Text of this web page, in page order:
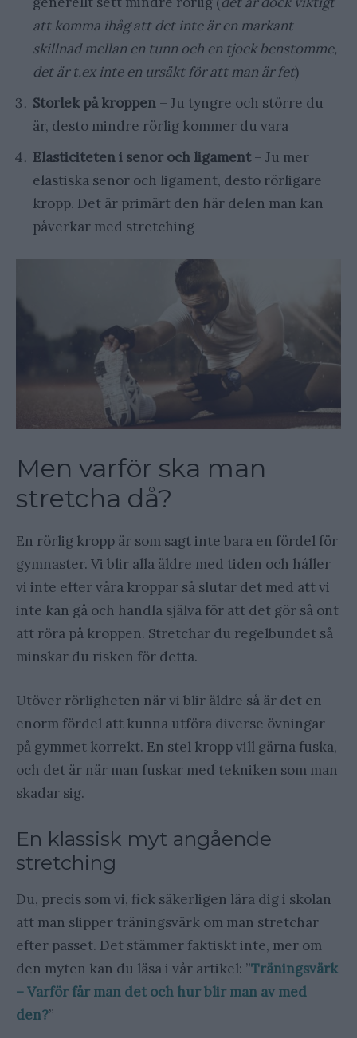
att komma ihåg att det inte är en markant
skillnad mellan en tunn och en tjock benstomme,
det är t.ex inte en ursäkt för att man är fet)
Storlek på kroppen – Ju tyngre och större du
är, desto mindre rörlig kommer du vara
Elasticiteten i senor och ligament– Ju mer
elastiska senor och ligament, desto rörligare
kropp. Det är primärt den här delen man kan
påverkar med stretching
Men varför ska man
stretcha då?
En rörlig kropp är som sagt inte bara en fördel för
gymnaster. Vi blir alla äldre med tiden och håller
vi inte efter våra kroppar så slutar det med att vi
inte kan gå och handla själva för att det gör så ont
att röra på kroppen. Stretchar du regelbundet så
minskar du risken för detta.
Utöver rörligheten när vi blir äldre så är det en
enorm fördel att kunna utföra diverse övningar
på gymmet korrekt. En stel kropp vill gärna fuska,
och det är när man fuskar med tekniken som man
skadar sig.
En klassisk myt angående
stretching
Du, precis som vi, fick säkerligen lära dig i skolan
att man slipper träningsvärk om man stretchar
efter passet. Det stämmer faktiskt inte, mer om
den myten kan du läsa i vår artikel: ”Träningsvärk
– Varför får man det och hur blir man av med
den?”